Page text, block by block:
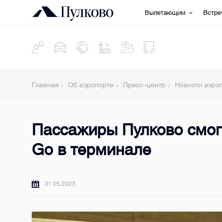
Вылетающим
Главная Об аэропорте Пресс-центр Новости
Пассажиры Пулково
Go в терминале
31.05.2023